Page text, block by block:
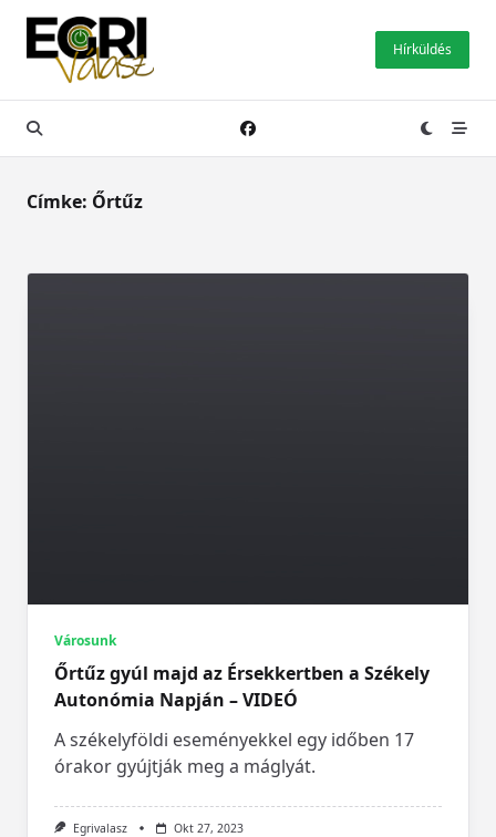
Skip
content
Hírküldés
Címke: Őrtűz
Városunk
Őrtűz gyúl majd az Érsekkertben a Székely
Autonómia Napján – VIDEÓ
A székelyföldi eseményekkel egy időben 17
órakor gyújtják meg a máglyát.
Egrivalasz Okt 27, 2023